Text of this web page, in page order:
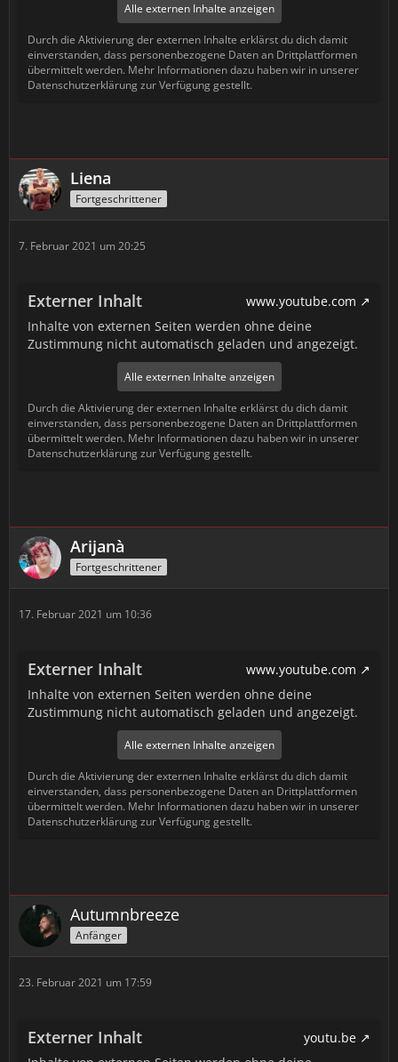
Alle externen Inhalte anzeigen
Durch die Aktivierung der externen Inhalte erklärst du dich damit
einverstanden, dass personenbezogene Daten an Drittplattformen
übermittelt werden. Mehr Informationen dazu haben wir in unserer
Datenschutzerklärung zur Verfügung gestellt.
Liena
Fortgeschrittener
7. Februar 2021 um 20:25
Externer Inhalt
www.youtube.com
Inhalte von externen Seiten werden ohne deine
Zustimmung nicht automatisch geladen und angezeigt.
Alle externen Inhalte anzeigen
Durch die Aktivierung der externen Inhalte erklärst du dich damit
einverstanden, dass personenbezogene Daten an Drittplattformen
übermittelt werden. Mehr Informationen dazu haben wir in unserer
Datenschutzerklärung zur Verfügung gestellt.
Arijanà
Fortgeschrittener
17. Februar 2021 um 10:36
Externer Inhalt
www.youtube.com
Inhalte von externen Seiten werden ohne deine
Zustimmung nicht automatisch geladen und angezeigt.
Alle externen Inhalte anzeigen
Durch die Aktivierung der externen Inhalte erklärst du dich damit
einverstanden, dass personenbezogene Daten an Drittplattformen
übermittelt werden. Mehr Informationen dazu haben wir in unserer
Datenschutzerklärung zur Verfügung gestellt.
Autumnbreeze
Anfänger
23. Februar 2021 um 17:59
Externer Inhalt
youtu.be